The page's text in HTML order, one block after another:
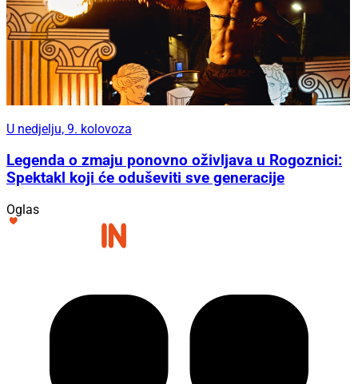
U nedjelju, 9. kolovoza
Legenda o zmaju ponovno oživljava u Rogoznici:
Spektakl koji će oduševiti sve generacije
Oglas